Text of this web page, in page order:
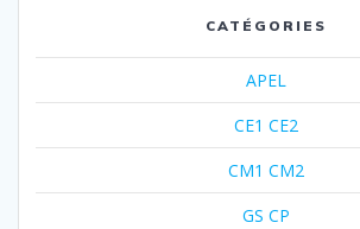
CATÉGORIES
APEL
CE1 CE2
CM1 CM2
GS CP